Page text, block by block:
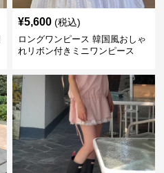
¥5,600 (税込)
ロングワンピース 韓国風おしゃ
れリボン付きミニワンピース